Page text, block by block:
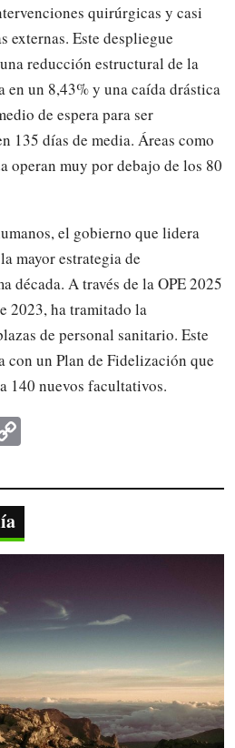
quirúrgicas y casi
externas. Este despliegue
reducción estructural de la
en un 8,43% y una caída drástica
de espera para ser
135 días de media. Áreas como
operan muy por debajo de los 80
el gobierno que lidera
mayor estrategia de
década. A través de la OPE 2025
2023, ha tramitado la
de personal sanitario. Este
con un Plan de Fidelización que
140 nuevos facultativos.
y
Li
nk